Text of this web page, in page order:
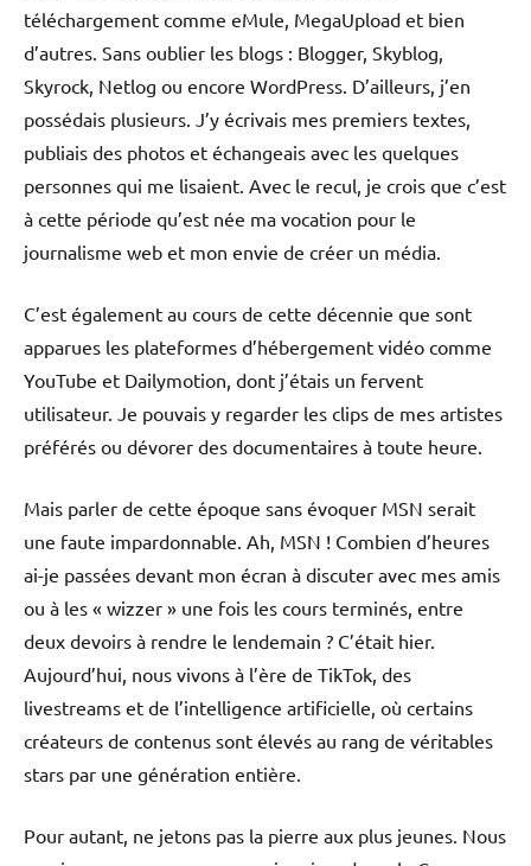
téléchargement comme eMule, MegaUpload et bien
d’autres. Sans oublier les blogs : Blogger, Skyblog,
Skyrock, Netlog ou encore WordPress. D’ailleurs, j’en
possédais plusieurs. J’y écrivais mes premiers textes,
publiais des photos et échangeais avec les quelques
personnes qui me lisaient. Avec le recul, je crois que c’est
à cette période qu’est née ma vocation pour le
journalisme web et mon envie de créer un média.
C’est également au cours de cette décennie que sont
apparues les plateformes d’hébergement vidéo comme
YouTube et Dailymotion, dont j’étais un fervent
utilisateur. Je pouvais y regarder les clips de mes artistes
préférés ou dévorer des documentaires à toute heure.
Mais parler de cette époque sans évoquer MSN serait
une faute impardonnable. Ah, MSN ! Combien d’heures
ai-je passées devant mon écran à discuter avec mes amis
ou à les « wizzer » une fois les cours terminés, entre
deux devoirs à rendre le lendemain ? C’était hier.
Aujourd’hui, nous vivons à l’ère de TikTok, des
livestreams et de l’intelligence artificielle, où certains
créateurs de contenus sont élevés au rang de véritables
stars par une génération entière.
Pour autant, ne jetons pas la pierre aux plus jeunes. Nous